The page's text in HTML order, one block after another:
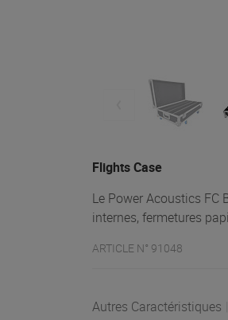
Flights Case
Le Power Acoustics FC
internes, fermetures
ARTICLE N° 91048
Autres Caractéristiques